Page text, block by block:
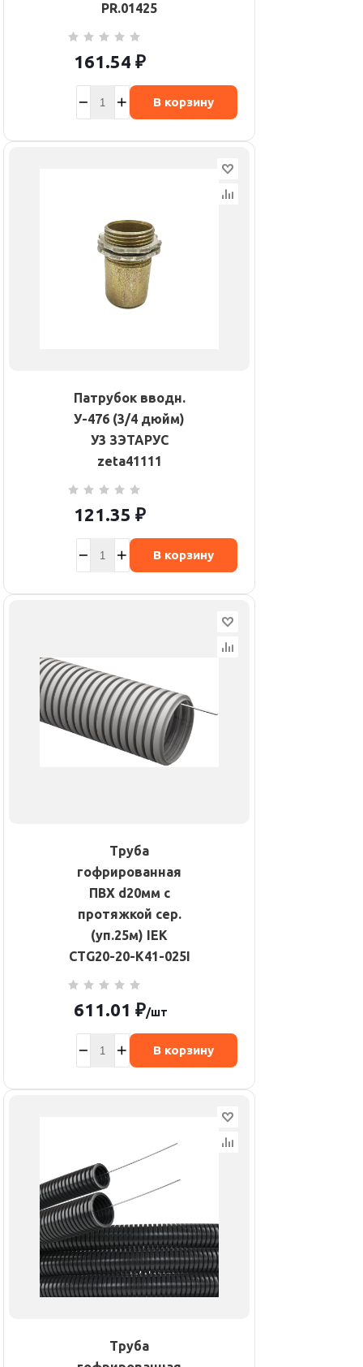
PR.01425
161.54 ₽
В корзину
Патрубок вводн.
У-476 (3/4 дюйм)
У3 ЗЭТАРУС
zeta41111
121.35 ₽
В корзину
Труба
гофрированная
ПВХ d20мм с
протяжкой сер.
(уп.25м) IEK
CTG20-20-K41-025I
611.01 ₽/шт
В корзину
Труба